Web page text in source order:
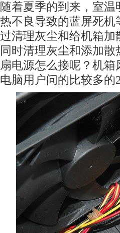
随着夏季的到来，室
热不良导致的蓝屏死
过清理灰尘和给机箱
同时清理灰尘和添加
扇电源怎么接呢？机
电脑用户问的比较多